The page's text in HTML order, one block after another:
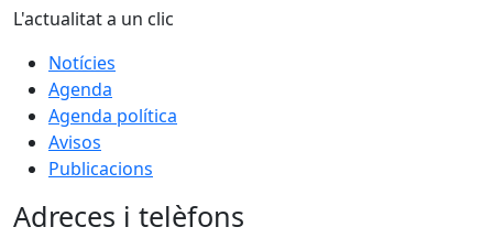
L'actualitat a un clic
Notícies
Agenda
Agenda política
Avisos
Publicacions
Adreces i telèfons